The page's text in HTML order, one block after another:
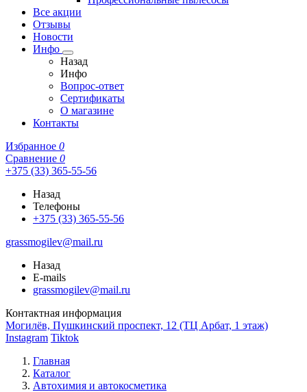
Все акции
Отзывы
Новости
Инфо
Назад
Инфо
Вопрос-ответ
Сертификаты
О магазине
Контакты
Избранное 0
Сравнение 0
+375 (33) 365-55-56
Назад
Телефоны
+375 (33) 365-55-56
grassmogilev@mail.ru
Назад
E-mails
grassmogilev@mail.ru
Контактная информация
Могилёв, Пушкинский проспект, 12 (ТЦ Арбат, 1 этаж)
Instagram Tiktok
Главная
Каталог
Автохимия и автокосметика